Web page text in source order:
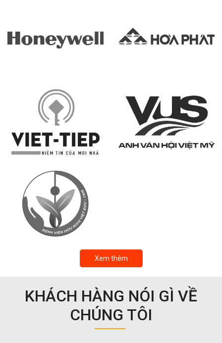
Xem thêm
KHÁCH HÀNG NÓI GÌ VỀ
CHÚNG TÔI